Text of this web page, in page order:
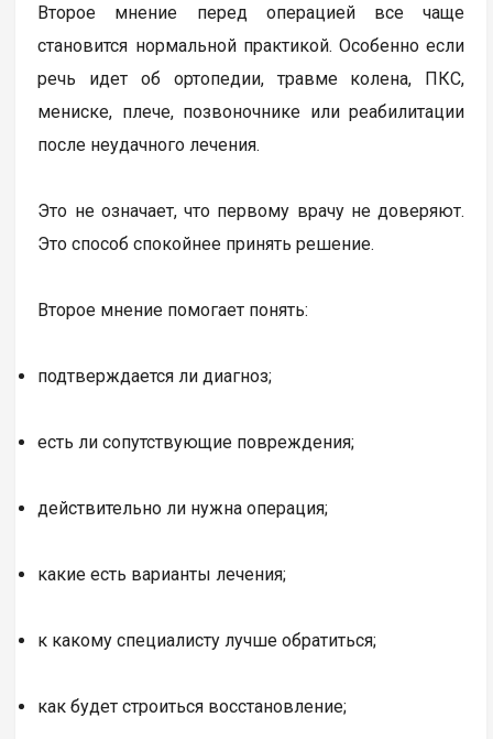
Второе мнение перед операцией все чаще
становится нормальной практикой. Особенно если
речь идет об ортопедии, травме колена, ПКС,
мениске, плече, позвоночнике или реабилитации
после неудачного лечения.
Это не означает, что первому врачу не доверяют.
Это способ спокойнее принять решение.
Второе мнение помогает понять:
подтверждается ли диагноз;
есть ли сопутствующие повреждения;
действительно ли нужна операция;
какие есть варианты лечения;
к какому специалисту лучше обратиться;
как будет строиться восстановление;